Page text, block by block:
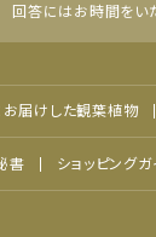
回答にはお時間をい
届けした観葉植物
書 ショッピングガ